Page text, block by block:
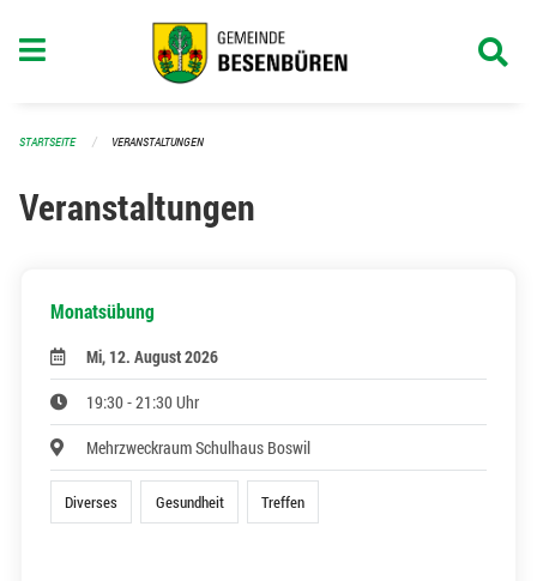
STARTSEITE VERANSTALTUNGEN
Veranstaltungen
Monatsübung
Mi, 12. August 2026
19:30 - 21:30 Uhr
Mehrzweckraum Schulhaus Boswil
Diverses Gesundheit Treffen